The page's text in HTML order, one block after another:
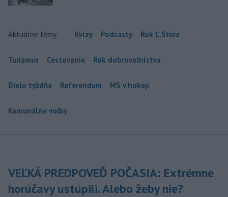
Aktuálne témy: Kvízy Podcasty Rok Ľ.Štúra
Turizmus Cestovanie Rok dobrovoľníctva
Dielo týždňa Referendum MS v hokeji
Komunálne voľby
VEĽKÁ PREDPOVEĎ POČASIA: Extrémne
horúčavy ustúpili. Alebo žeby nie?